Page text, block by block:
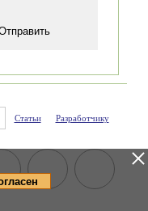
Статьи Разработчику